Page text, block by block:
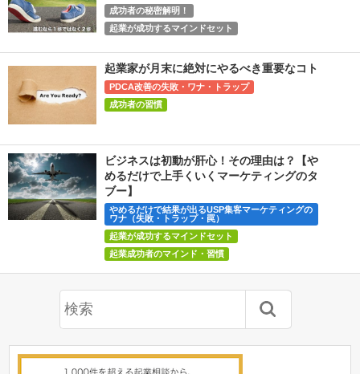
成功者の秘密解明！
起業が成功するマインドセット
起業家が月末に絶対にやるべき重要なコト
PDCA改善の失敗・ワナ・トラップ
成功者の習慣
ビジネスは初動が肝心！その理由は？【や
めるだけで上手くいくマーケティングのタ
ブー】
やめるだけで結果が出るUSP集客マーケティングの
ワナ（失敗・トラップ・罠）
起業が成功するマインドセット
起業成功者のマインド・習慣